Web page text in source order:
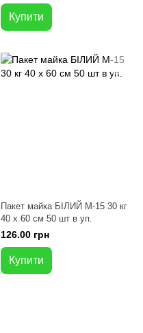
Купити
Пакет майка БІЛИЙ М-15 30 кг
40 x 60 см 50 шт в уп.
126.00 грн
Купити